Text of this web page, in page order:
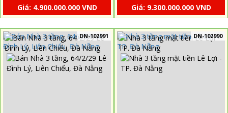
Giá: 4.900.000.000 VND
Giá: 9.300.000.000 VND
DN-102991 DN-102990